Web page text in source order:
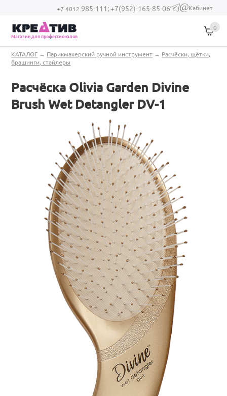
Перейти к основному содержанию
+7 4012 985-111;+7(952)-165-85-06
(link sends e-
Кабинет
Магазин для профессионалов
0
Вы здесь
КАТАЛОГ → Парикмахерский ручной инструмент → Расчёски, щётки,
брашинги, стайлеры
Расчёска Olivia Garden Divine
Brush Wet Detangler DV-1